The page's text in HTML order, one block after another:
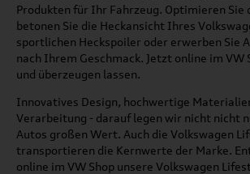
Produkten für Ihr Fahrzeug. Optimieren Sie
betonen Sie die Heckansicht Ihres
sportlichen Heckspoiler oder erwerben Sie
nach Ihrem Geschmack. Jetzt online im VW
und überzeugen lassen.
Innovatives Design, hochwertige
Verarbeitung - darauf legen wir nicht nicht
Autos großen Wert. Auch die Volkswagen
transportieren die Kernwerte der Marke.
online im VW Shop unsere Volkswagen